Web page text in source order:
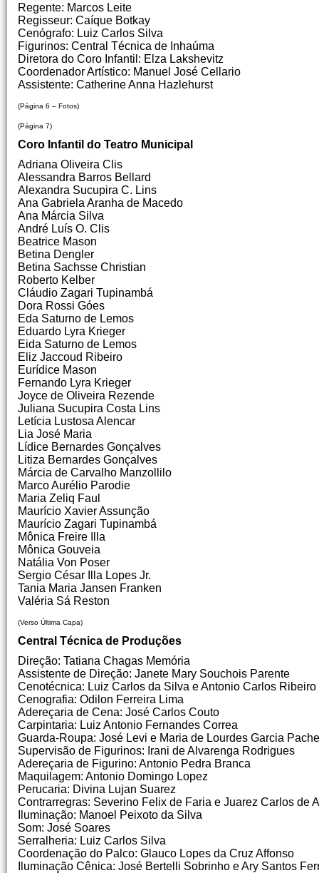
Regente: Marcos Leite
Regisseur: Caíque Botkay
Cenógrafo: Luiz Carlos Silva
Figurinos: Central Técnica de Inhaúma
Diretora do Coro Infantil: Elza Lakshevitz
Coordenador Artístico: Manuel José Cellario
Assistente: Catherine Anna Hazlehurst
(Página 6 – Fotos)
(Página 7)
Coro Infantil do Teatro Municipal
Adriana Oliveira Clis
Alessandra Barros Bellard
Alexandra Sucupira C. Lins
Ana Gabriela Aranha de Macedo
Ana Márcia Silva
André Luís O. Clis
Beatrice Mason
Betina Dengler
Betina Sachsse Christian
Roberto Kelber
Cláudio Zagari Tupinambá
Dora Rossi Góes
Eda Saturno de Lemos
Eduardo Lyra Krieger
Eida Saturno de Lemos
Eliz Jaccoud Ribeiro
Eurídice Mason
Fernando Lyra Krieger
Joyce de Oliveira Rezende
Juliana Sucupira Costa Lins
Letícia Lustosa Alencar
Lia José Maria
Lídice Bernardes Gonçalves
Litiza Bernardes Gonçalves
Márcia de Carvalho Manzollilo
Marco Aurélio Parodie
Maria Zeliq Faul
Maurício Xavier Assunção
Maurício Zagari Tupinambá
Mônica Freire Illa
Mônica Gouveia
Natália Von Poser
Sergio César Illa Lopes Jr.
Tania Maria Jansen Franken
Valéria Sá Reston
(Verso Última Capa)
Central Técnica de Produções
Direção: Tatiana Chagas Memória
Assistente de Direção: Janete Mary Souchois Parente
Cenotécnica: Luiz Carlos da Silva e Antonio Carlos Ribeiro
Cenografia: Odilon Ferreira Lima
Adereçaria de Cena: José Carlos Couto
Carpintaria: Luiz Antonio Fernandes Correa
Guarda-Roupa: José Levi e Maria de Lourdes Garcia
Supervisão de Figurinos: Irani de Alvarenga Rodrigues
Adereçaria de Figurino: Antonio Pedra Branca
Maquilagem: Antonio Domingo Lopez
Perucaria: Divina Lujan Suarez
Contrarregras: Severino Felix de Faria e Juarez Carlos de
Iluminação: Manoel Peixoto da Silva
Som: José Soares
Serralheria: Luiz Carlos Silva
Coordenação do Palco: Glauco Lopes da Cruz Affonso
Iluminação Cênica: José Bertelli Sobrinho e Ary Santos